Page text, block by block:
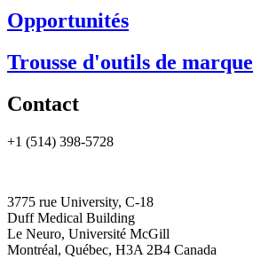
Opportunités
Trousse d'outils de marque
Contact
+1 (514) 398-5728
3775 rue University, C-18
Duff Medical Building
Le Neuro, Université McGill
Montréal, Québec, H3A 2B4 Canada